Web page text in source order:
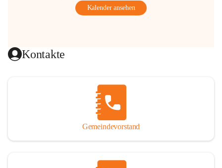
Kalender ansehen
Kontakte
Gemeindevorstand